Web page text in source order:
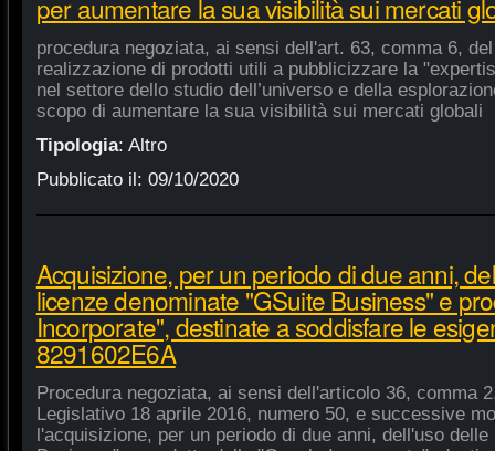
per aumentare la sua visibilità sui mercati
procedura negoziata, ai sensi dell'art. 63, comma 6,
realizzazione di prodotti utili a pubblicizzare la
nel settore dello studio dell’universo e della
scopo di aumentare la sua visibilità sui mercati globali
Tipologia: Altro
Pubblicato il: 09/10/2020
Acquisizione, per un periodo di due anni,
licenze denominate "GSuite Business" e
Incorporate", destinate a soddisfare le
8291602E6A
Procedura negoziata, ai sensi dell'articolo 36, comma
Legislativo 18 aprile 2016, numero 50, e successive
l'acquisizione, per un periodo di due anni, dell'uso